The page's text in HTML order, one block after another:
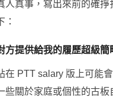
人真事，寫出來前的確
：
方提供給我的履歷超級簡
在 PTT salary 版上可能
些關於家庭或個性的古板